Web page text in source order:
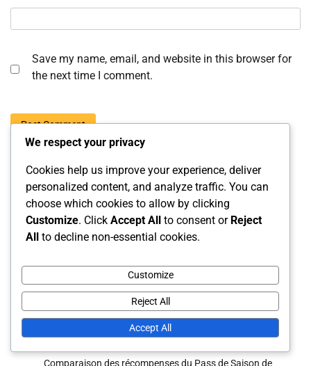
Save my name, email, and website in this browser for
the next time I comment.
Liens
Entrer en contact
Contenu
À propos de nous
Comparaison des récompenses du Pass de Saison de
We respect your privacy
Cookies help us improve your experience, deliver
personalized content, and analyze traffic. You can
choose which cookies to allow by clicking
Customize. Click Accept All to consent or Reject
All to decline non-essential cookies.
Customize
Reject All
Accept All